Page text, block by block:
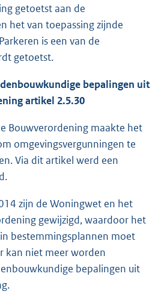
getoetst aan de
het van toepassing zijnde
is een van de
getoetst.
bepalingen uit
artikel 2.5.30
Bouwverordening maakte het
omgevingsvergunningen te
Via dit artikel werd een
zijn de Woningwet en het
gewijzigd, waardoor het
bestemmingsplannen moet
kan niet meer worden
bepalingen uit